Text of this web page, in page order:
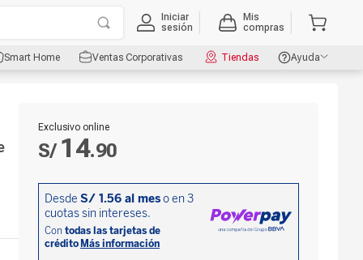
Iniciar
sesión
Mis
compras
Smart Home Ventas Corporativas Tiendas
Ayuda
Exclusivo online
S/ 14.90